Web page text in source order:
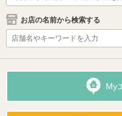
お店の名前から検索する
My